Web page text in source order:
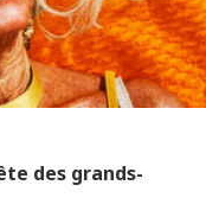
des grands-